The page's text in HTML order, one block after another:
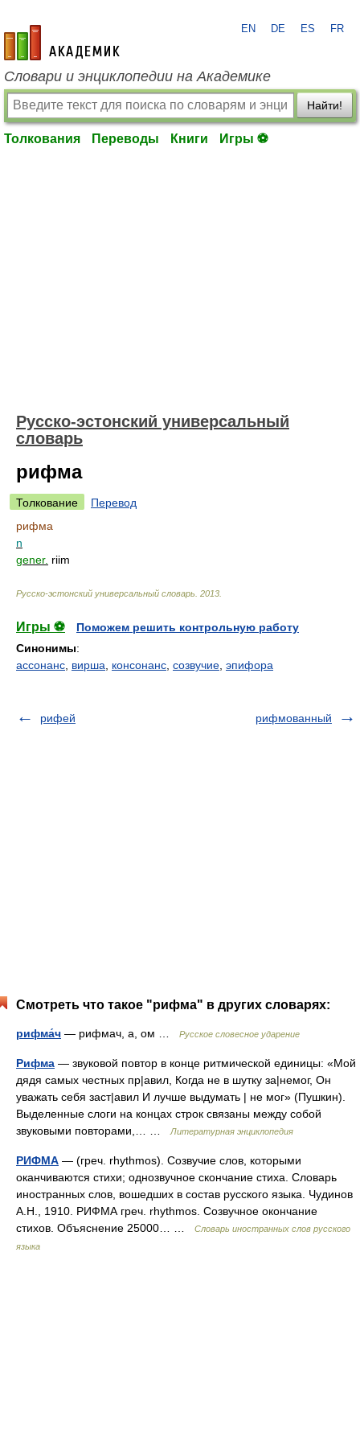
academic.ru
EN DE ES FR
Словари и энциклопедии на Академике
Найти!
Толкования Переводы Книги Игры ⚽
Русско-эстонский универсальный
словарь
рифма
Толкование
Перевод
рифма
n
gener. riim
Русско-эстонский универсальный словарь 2013
Игры ⚽
Поможем решить контрольную работу
Синонимы:
ассонанс вирша консонанс созвучие эпифора
рифей рифмованный
Смотреть что такое "рифма" в других словарях:
рифма́ч — рифмач, а, ом … Русское словесное ударение
Рифма — звуковой повтор в конце ритмической единицы: «Мой
дядя самых честных пр|авил, Когда не в шутку за|немог, Он
уважать себя заст|авил И лучше выдумать | не мог» (Пушкин).
Выделенные слоги на концах строк связаны между собой
звуковыми повторами,… …
Литературная энциклопедия
РИФМА — (греч. rhythmos). Созвучие слов, которыми
оканчиваются стихи; однозвучное скончание стиха. Словарь
иностранных слов, вошедших в состав русского языка. Чудинов
А.Н., 1910. РИФМА греч. rhythmos. Созвучное окончание
стихов. Объяснение 25000… …
Словарь иностранных слов русского
языка